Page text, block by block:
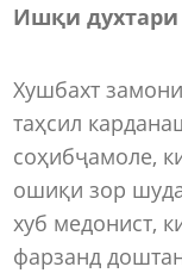
Ишқи
Хушбахт
таҳсил
соҳибҷамоле,
ошиқи зор
хуб медонист,
фарзанд